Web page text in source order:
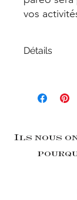
vos
Détails
Ils nous